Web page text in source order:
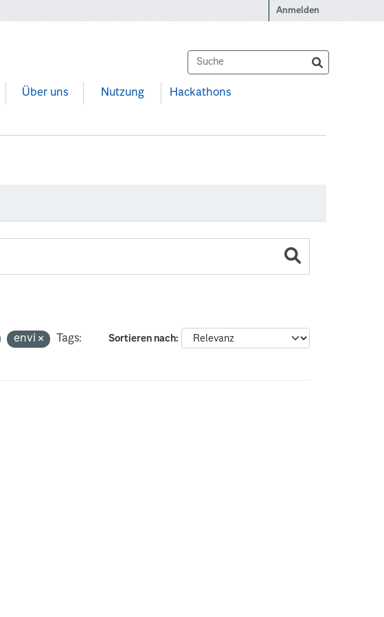
Anmelden
Über uns Nutzung Hackathons
Sortieren nach
envi
Tags: